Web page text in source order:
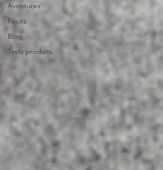
Aventures
Récits
Blog
Tests produits